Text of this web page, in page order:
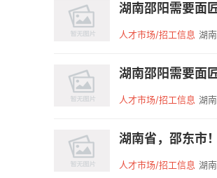
湖南邵阳需要面
人才市场/招工信息 湖
湖南邵阳需要面
人才市场/招工信息 湖
湖南省，邵东市
人才市场/招工信息 湖